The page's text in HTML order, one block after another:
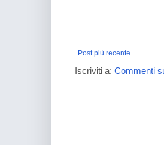
Post più recente
Iscriviti a: Commenti